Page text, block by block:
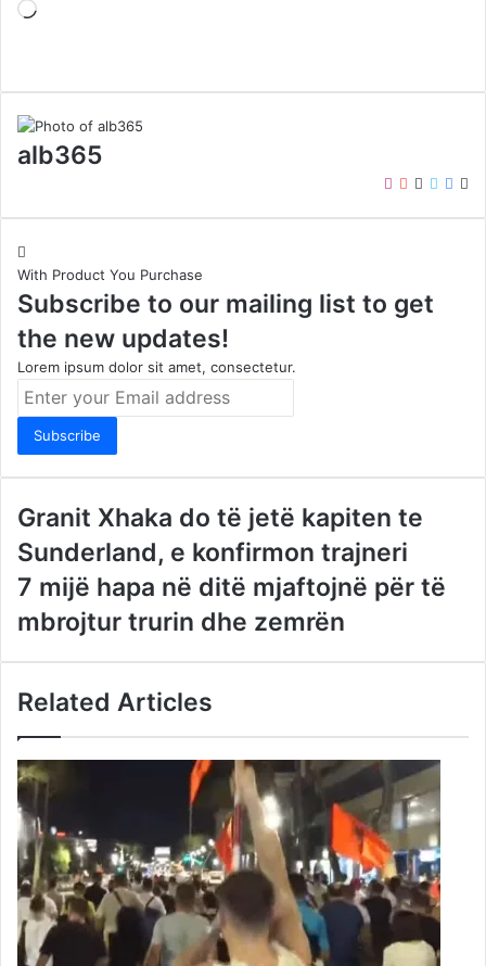
Loading…
alb365
Twitter
LinkedIn
YouTube
Instagram
With Product You Purchase
Subscribe to our mailing list to get
the new updates!
Lorem ipsum dolor sit amet, consectetur.
Enter
Email
address
Granit Xhaka do të jetë kapiten te
Sunderland, e konfirmon trajneri
7 mijë hapa në ditë mjaftojnë për të
mbrojtur trurin dhe zemrën
Related Articles